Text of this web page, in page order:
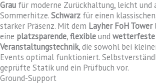
Grau für moderne Zurückhaltung, leicht und
Sommerhitze.Schwarz für einen
starker Präsenz. Mit dem Layher FoH Tower
eine platzsparende,flexibleund wetterfeste
Veranstaltungstechnik, die sowohl bei
Events optimal funktioniert.
geprüfte Statik und ein Prüfbuch vor.
Ground-Support